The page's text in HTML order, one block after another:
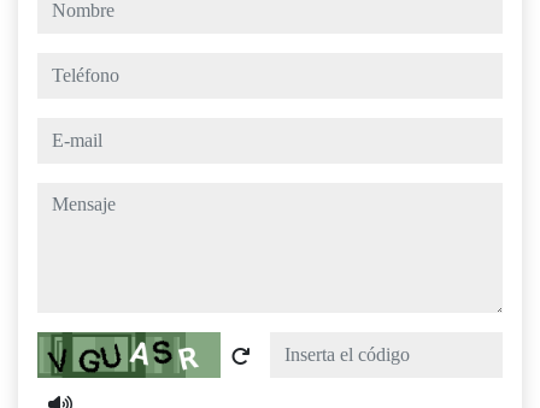
teléfono
e-mail
mensaje
Captcha